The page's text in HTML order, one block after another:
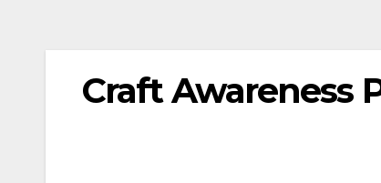
Craft Awareness